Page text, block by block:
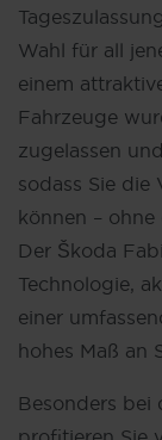
Wahl für all
einem
Fahrzeuge
zugelassen
sodass Sie die
können –
Der Škoda
Technologie,
einer
hohes Maß an
Besonders bei